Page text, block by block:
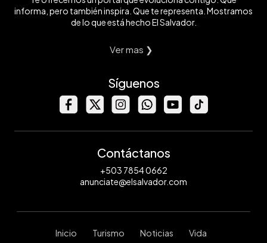
informa, pero también inspira. Que te representa. Mostramos
de lo que está hecho El Salvador.
Ver mas ❯
Síguenos
Contáctanos
+503 7854 0662
anunciate@elsalvador.com
Inicio Turismo Noticias Vida